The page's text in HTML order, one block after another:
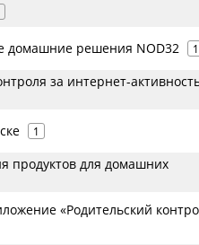
домашние решения NOD32 1
за интернет-
1
продуктов для домашних
«Родительский